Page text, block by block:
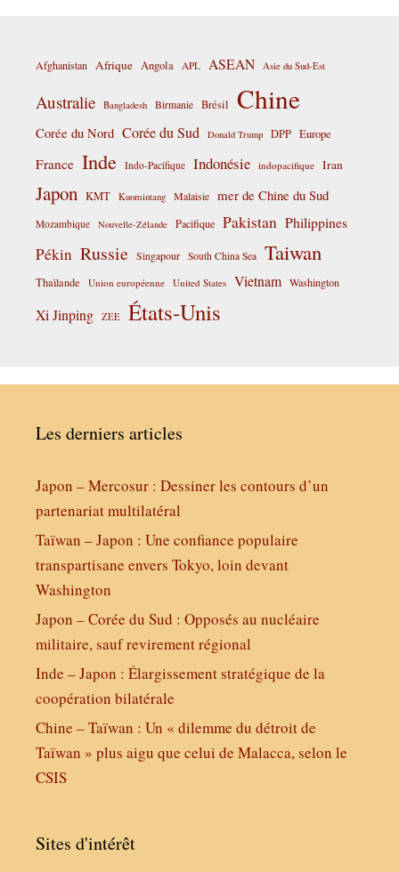
Afghanistan Afrique Angola APL ASEAN Asie du Sud-Est
Australie Bangladesh Birmanie Brésil Chine
Corée du Nord Corée du Sud Donald Trump DPP Europe
France Inde Indo-Pacifique Indonésie indopacifique Iran
Japon KMT Kuomintang Malaisie mer de Chine du Sud
Mozambique Nouvelle-Zélande Pacifique Pakistan Philippines
Pékin Russie Singapour South China Sea Taiwan
Thaïlande Union européenne United States Vietnam Washington
Xi Jinping ZEE États-Unis
Les derniers articles
Japon – Mercosur : Dessiner les contours d’un
partenariat multilatéral
Taïwan – Japon : Une confiance populaire
transpartisane envers Tokyo, loin devant
Washington
Japon – Corée du Sud : Opposés au nucléaire
militaire, sauf revirement régional
Inde – Japon : Élargissement stratégique de la
coopération bilatérale
Chine – Taïwan : Un « dilemme du détroit de
Taïwan » plus aigu que celui de Malacca, selon le
CSIS
Sites d'intérêt